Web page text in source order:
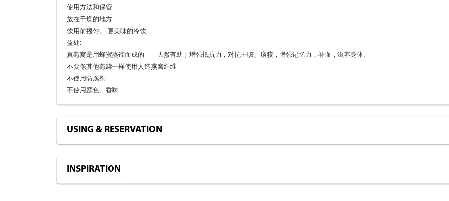
使用方法和保管:
放在干燥的地方
饮用前摇匀。 更美味的冷饮
益处:
真燕窝是用蜂蜜蒸馏而成的——天然有助于增强抵抗力，对抗干咳、痰咳，增强记忆力，补血，滋养身体。
不要像其他燕罐一样使用人造燕窝纤维
不使用防腐剂
不使用颜色、香味
USING & RESERVATION
INSPIRATION